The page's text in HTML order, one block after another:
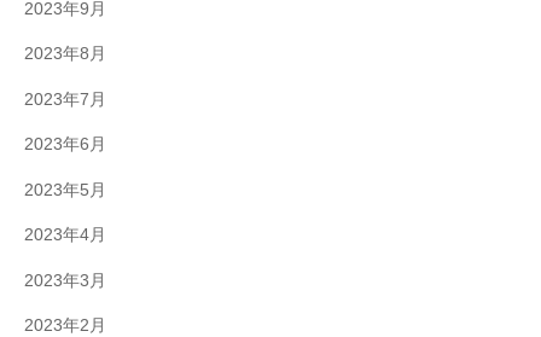
2023年9月
2023年8月
2023年7月
2023年6月
2023年5月
2023年4月
2023年3月
2023年2月